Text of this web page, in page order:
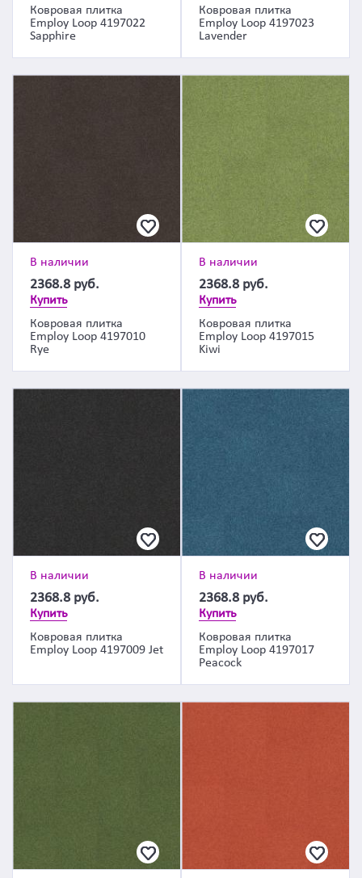
Ковровая плитка
Employ Loop 4197022
Sapphire
Ковровая плитка
Employ Loop 4197023
Lavender
В наличии
2368.8 руб.
Купить
Ковровая плитка
Employ Loop 4197010
Rye
В наличии
2368.8 руб.
Купить
Ковровая плитка
Employ Loop 4197015
Kiwi
В наличии
2368.8 руб.
Купить
Ковровая плитка
Employ Loop 4197009 Jet
В наличии
2368.8 руб.
Купить
Ковровая плитка
Employ Loop 4197017
Peacock